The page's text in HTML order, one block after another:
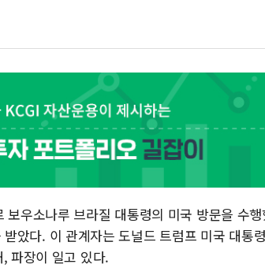
[속보]
AI에 승
오렌
우소나루 브라질 대통령의 미국 방문을 수
았다. 이 관계자는 도널드 트럼프 미국 대통
파장이 일고 있다.